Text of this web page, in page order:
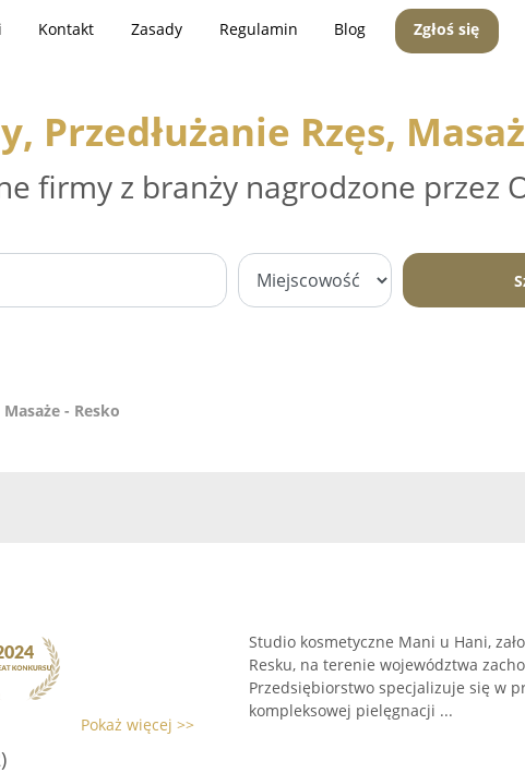
Kontakt Zasady Regulamin Blog Zgłoś się
Przedłużanie Rzęs,
firmy z branży nagrodzone przez
- Resko
Pokaż więcej >>
Studio kosmetyczne Mani u Hani,
Resku, na terenie województwa
Przedsiębiorstwo specjalizuje się w
kompleksowej pielęgnacji ...